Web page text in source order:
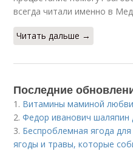
всегда читали именно в
Читать дальше →
Последние
1. Витамины маминой
2.Федор иванович шаляпин
3. Беспроблемная ягода
ягоды и травы, которые